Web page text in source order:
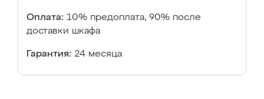
Оплата: 10% предоплата, 90% после
доставки шкафа
Гарантия: 24 месяца